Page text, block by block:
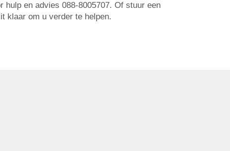
en advies 088-8005707. Of stuur een
klaar om u verder te helpen.